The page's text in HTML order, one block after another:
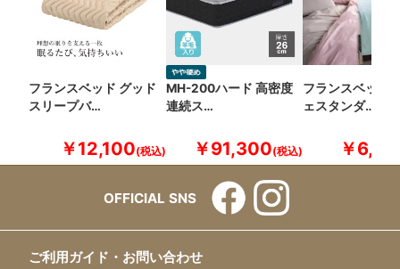
フランスベッド グッド
スリープバ…
￥12,100
MH-200ハード 高密度
連続ス…
￥91,300
フランスベッド
ェスタンダ…
￥
OFFICIAL SNS
ご利用ガイド・お問い合わせ